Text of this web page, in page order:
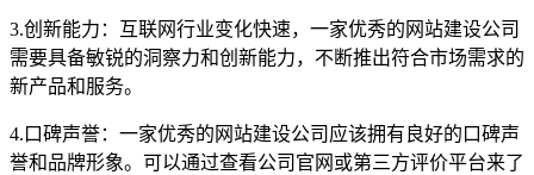
3.创新能力：互联网行业变化快速，一家优秀的网站建设公司
需要具备敏锐的洞察力和创新能力，不断推出符合市场需求的
新产品和服务。
4.口碑声誉：一家优秀的网站建设公司应该拥有良好的口碑声
誉和品牌形象。可以通过查看公司官网或第三方评价平台来了